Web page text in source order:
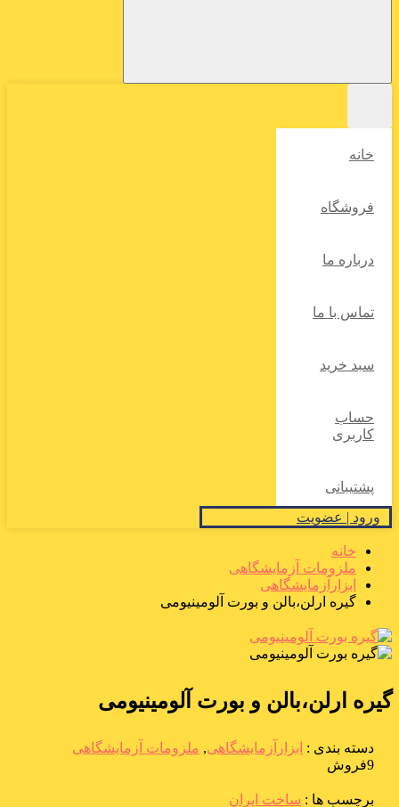
خانه
فروشگاه
درباره ما
تماس با ما
سبد خرید
حساب
کاربری
پشتیبانی
ورود | عضویت
خانه
ملزومات آزمایشگاهی
ابزارآزمایشگاهی
گیره ارلن،بالن و بورت آلومینیومی
گیره ارلن،بالن و بورت آلومینیومی
دسته بندی : ابزارآزمایشگاهی, ملزومات آزمایشگاهی
9فروش
برچسب ها : ساخت ایران